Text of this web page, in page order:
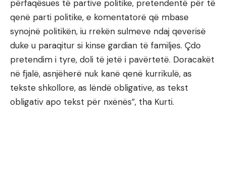
përfaqësues të partive politike, pretendentë për të
qenë parti politike, e komentatorë që mbase
synojnë politikën, iu rrekën sulmeve ndaj qeverisë
duke u paraqitur si kinse gardian të familjes. Çdo
pretendim i tyre, doli të jetë i pavërtetë. Doracakët
në fjalë, asnjëherë nuk kanë qenë kurrikulë, as
tekste shkollore, as lëndë obligative, as tekst
obligativ apo tekst për nxënës”, tha Kurti.